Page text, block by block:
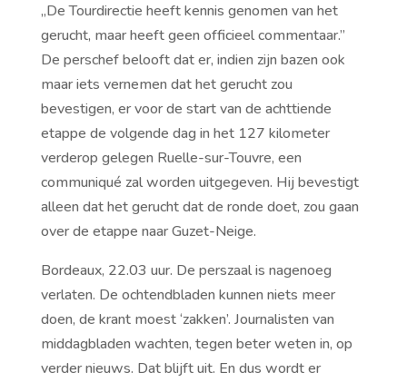
,,De Tourdirectie heeft kennis genomen van het
gerucht, maar heeft geen officieel commentaar.’’
De perschef belooft dat er, indien zijn bazen ook
maar iets vernemen dat het gerucht zou
bevestigen, er voor de start van de achttiende
etappe de volgende dag in het 127 kilometer
verderop gelegen Ruelle-sur-Touvre, een
communiqué zal worden uitgegeven. Hij bevestigt
alleen dat het gerucht dat de ronde doet, zou gaan
over de etappe naar Guzet-Neige.
Bordeaux, 22.03 uur. De perszaal is nagenoeg
verlaten. De ochtendbladen kunnen niets meer
doen, de krant moest ‘zakken’. Journalisten van
middagbladen wachten, tegen beter weten in, op
verder nieuws. Dat blijft uit. En dus wordt er